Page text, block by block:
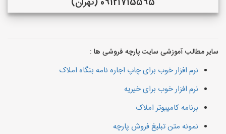
سایر مطالب آموزشی سایت پارچه فروشی ها :
نرم افزار خوب برای چاپ اجاره نامه بنگاه املاک
نرم افزار خوب برای خیریه
برنامه کامپیوتر املاک
نمونه متن تبلیغ فروش پارچه